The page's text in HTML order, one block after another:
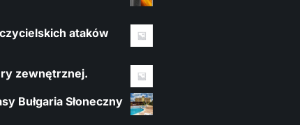
ataków
zewnętrznej.
Bułgaria Słoneczny